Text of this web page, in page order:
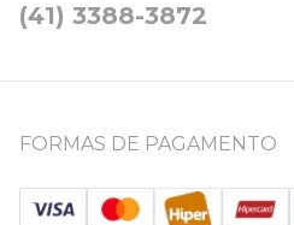
(41) 3388-3872
FORMAS DE PAGAMENTO